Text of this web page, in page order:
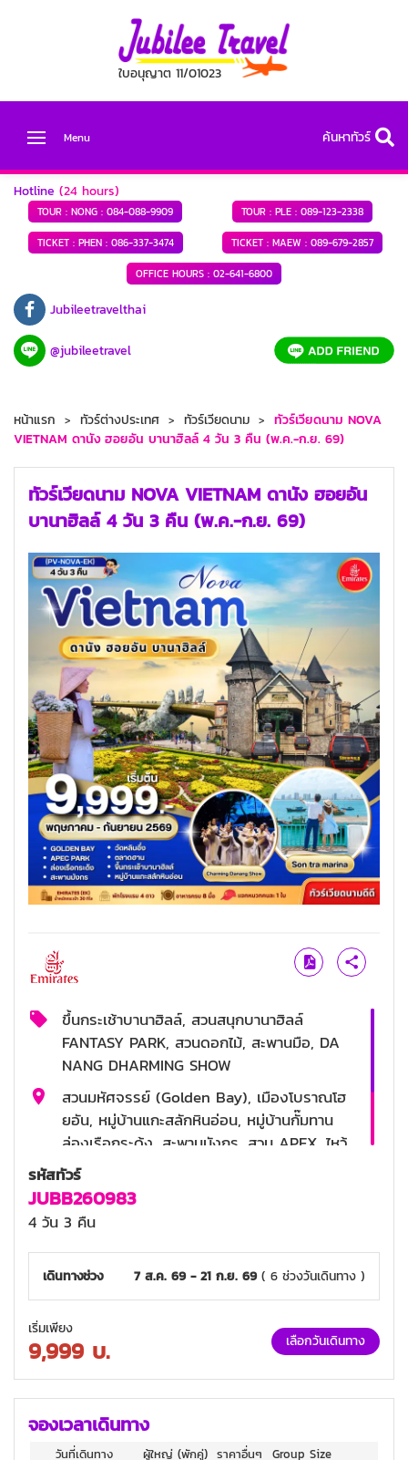
ใบอนุญาต 11/01023
Menu ค้นหาทัวร์
Hotline (24 hours)
TOUR : NONG : 084-088-9909 TOUR : PLE : 089-123-2338
TICKET : PHEN :086-337-3474 TICKET : MAEW : 089-679-2857
OFFICE HOURS : 02-641-6800
Jubileetravelthai
@jubileetravel
หน้าแรก ทัวร์ต่างประเทศ ทัวร์เวียดนาม
ทัวร์เวียดนาม NOVA
VIETNAM ดานัง ฮอยอัน บานาฮิลล์ 4 วัน 3 คืน (พ.ค.-ก.ย. 69)
ทัวร์เวียดนาม NOVA VIETNAM ดานัง ฮอยอัน
บานาฮิลล์ 4 วัน 3 คืน (พ.ค.-ก.ย. 69)
ขึ้นกระเช้าบานาฮิลล์, สวนสนุกบานาฮิลล์
FANTASY PARK, สวนดอกไม้, สะพานมือ, DA
NANG DHARMING SHOW
สวนมหัศจรรย์ (Golden Bay), เมืองโบราณโฮ
ยอัน, หมู่บ้านแกะสลักหินอ่อน, หมู่บ้านกั๊มทาน
ล่องเรือกระด้ง, สะพานมังกร, สวน APEX, ไหว้
พระวัดลิงอื๋ง, MARINA CAFÉ, ช้อปปิ้งตลาด
ฮาน
4 ดาว
รหัสทัวร์
JUBB260983
4 วัน 3 คืน
เดินทางช่วง 7 ส.ค. 69 - 21 ก.ย. 69( 6 ช่วงวันเดินทาง )
เริ่มเพียง
9,999 บ. เลือกวันเดินทาง
จองเวลาเดินทาง
วันที่เดินทาง ผู้ใหญ่(พักคู่) ราคาอื่นๆ Group Size